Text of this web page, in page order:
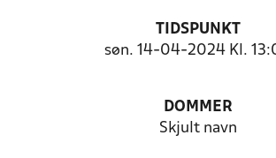
TIDSPUNKT
søn. 14-04-2024 Kl.
DOMMER
Skjult navn